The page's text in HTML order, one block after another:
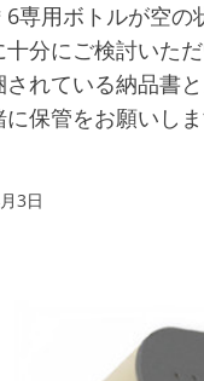
専用ボトルが空
分にご検討いた
れている納品書
保管をお願いし
3日